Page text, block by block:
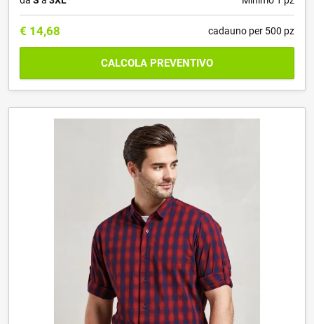
€ 14,68 cadauno per 500 pz
CALCOLA PREVENTIVO